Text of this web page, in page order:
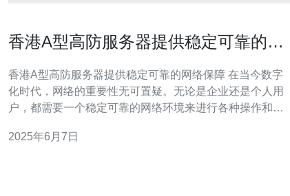
香港A型高防服务器提供稳定可靠的网
香港A型高防服务器提供稳定可靠的网络保障 在当今数字
化时代，网络的重要性无可置疑。无论是企业还是个人用
户，都需要一个稳定可靠的网络环境来进行各种操作和交
的，提供了强大的网络保障，确保用户可以享受到高品质
2025年6月7日